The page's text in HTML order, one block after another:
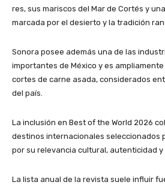
res, sus mariscos del Mar de Cortés y
marcada por el desierto y la tradición
Sonora posee además una de las
importantes de México y es
cortes de carne asada, considerados
del país.
La inclusión en Best of the World 2026
destinos internacionales seleccionados
por su relevancia cultural, autenticidad y
La lista anual de la revista suele influir